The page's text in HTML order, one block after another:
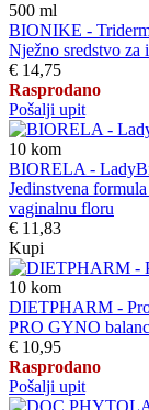
500 ml
BIONIKE -
Nježno sredstvo
€ 14,75
Rasprodano
Pošalji upit
10 kom
BIORELA -
Jedinstvena
vaginalnu floru
€ 11,83
Kupi
10 kom
DIETPHARM -
PRO GYNO
€ 10,95
Rasprodano
Pošalji upit